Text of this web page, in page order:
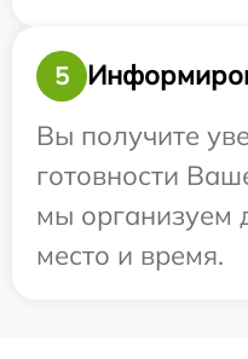
5
Вы получите
готовности
мы организуем
место и время.